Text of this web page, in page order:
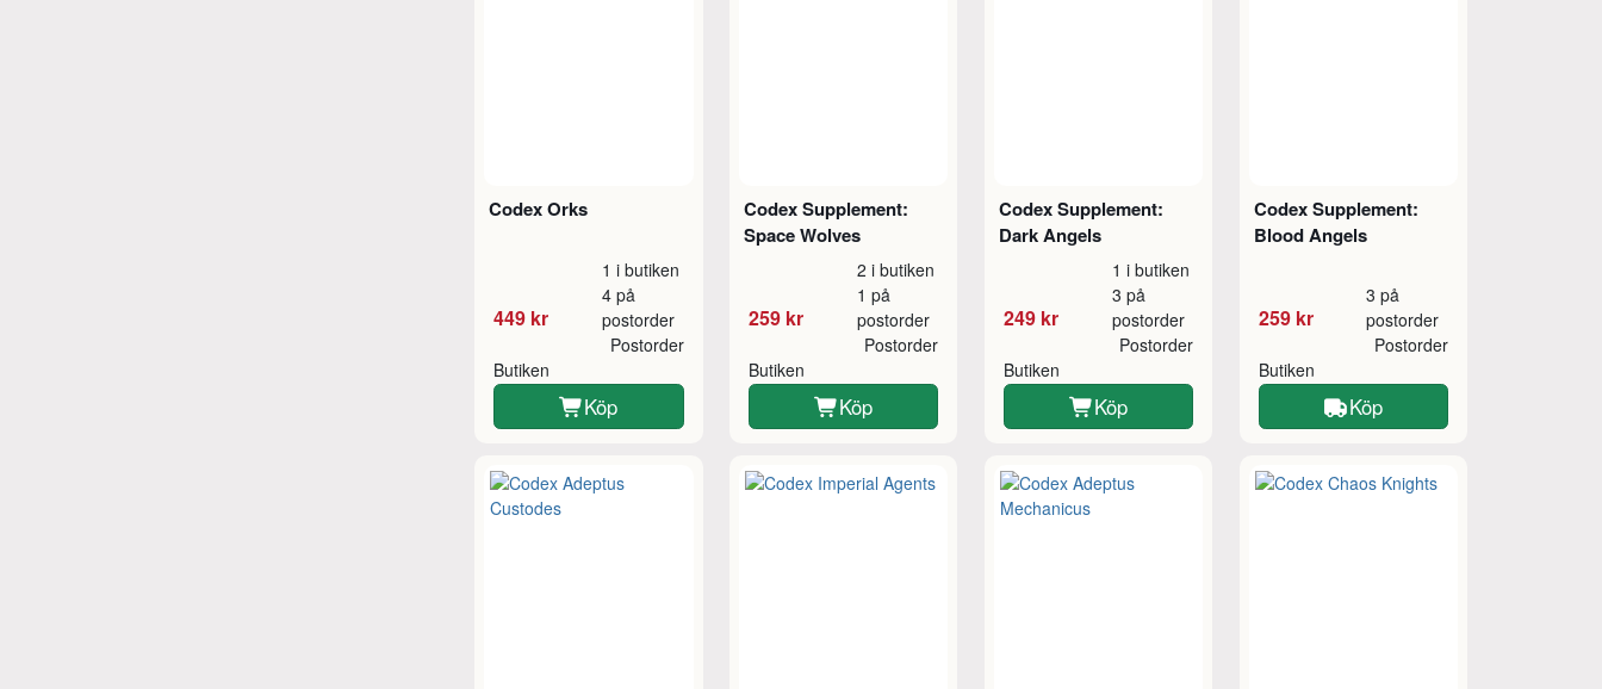
Codex Orks
449 kr
1 i butiken
4 på
postorder
Butiken
Postorder
Köp
Codex Supplement:
Space Wolves
259 kr
2 i butiken
1 på
postorder
Butiken
Postorder
Köp
Codex Supplement:
Dark Angels
249 kr
1 i butiken
3 på
postorder
Butiken
Postorder
Köp
Codex Supplement:
Blood Angels
259 kr
3 på
postorder
Butiken
Postorder
Köp